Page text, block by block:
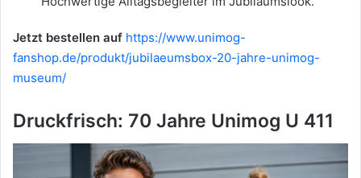
Jetzt bestellen auf https://www.unimog-
fanshop.de/produkt/jubilaeumsbox-20-jahre-unimog-
museum/
Druckfrisch: 70 Jahre Unimog U 411